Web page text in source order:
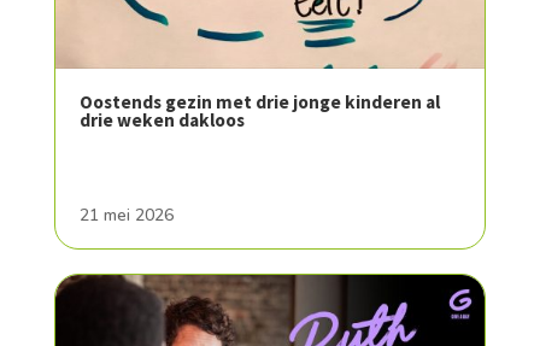
Oostends gezin met drie jonge kinderen al
drie weken dakloos
21 mei 2026